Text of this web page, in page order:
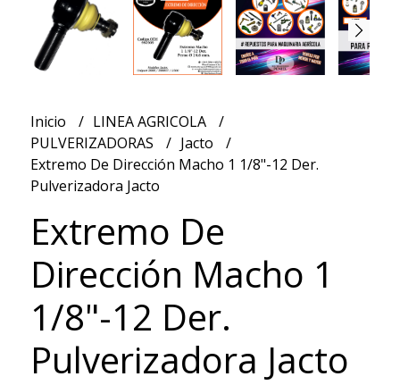
Inicio
LINEA AGRICOLA
PULVERIZADORAS
Jacto
Extremo De Dirección Macho 1 1/8"-12 Der.
Pulverizadora Jacto
Extremo De
Dirección Macho 1
1/8"-12 Der.
Pulverizadora Jacto